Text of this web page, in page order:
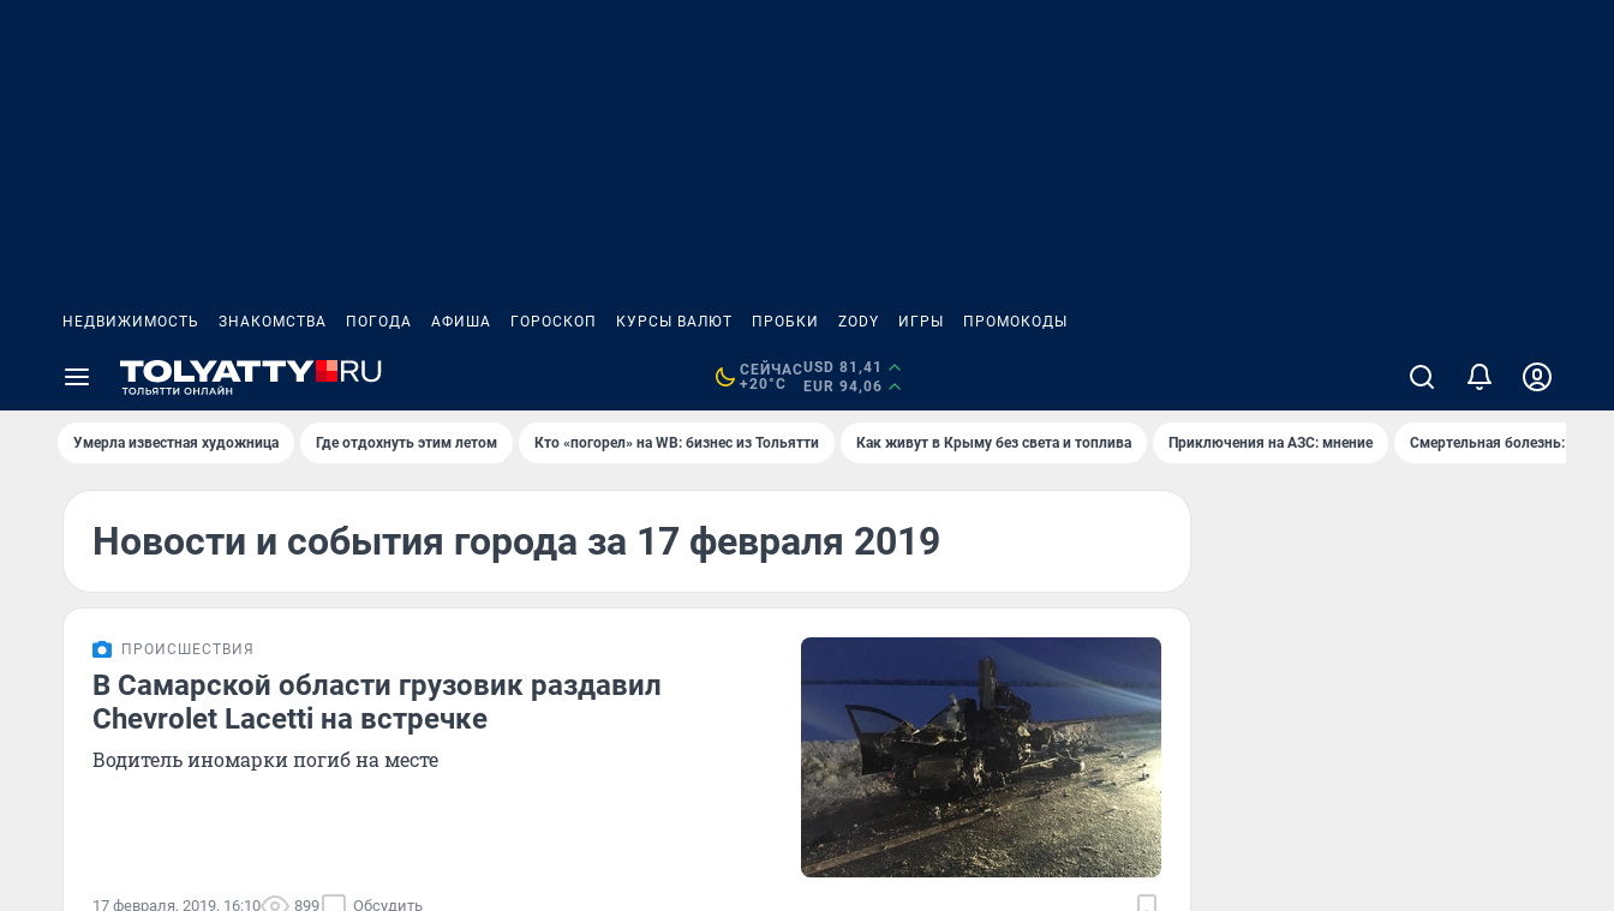
НЕДВИЖИМОСТЬ ЗНАКОМСТВА ПОГОДА АФИША ГОРОСКОП КУРСЫ ВАЛЮТ ПРОБКИ ZODY ИГРЫ ПРОМОКОДЫ
СЕЙЧАС
+20°C
USD 81,41
EUR 94,06
Умерла известная художница Где отдохнуть этим летом Кто «погорел» на WB: бизнес из Тольятти Как живут в Крыму без света и топлива Приключения на АЗС: мнение Смертельная болезнь:
Новости и события города за 17 февраля 2019
ПРОИСШЕСТВИЯ
В Самарской области грузовик раздавил
Chevrolet Lacetti на встречке
Водитель иномарки погиб на месте
17 февраля, 2019, 16:10 899 Обсудить